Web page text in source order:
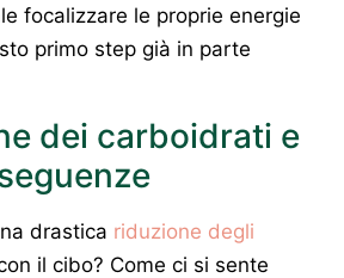
focalizzare le proprie energie
primo step già in parte
dei carboidrati e
drastica riduzione degli
il cibo? Come ci si sente